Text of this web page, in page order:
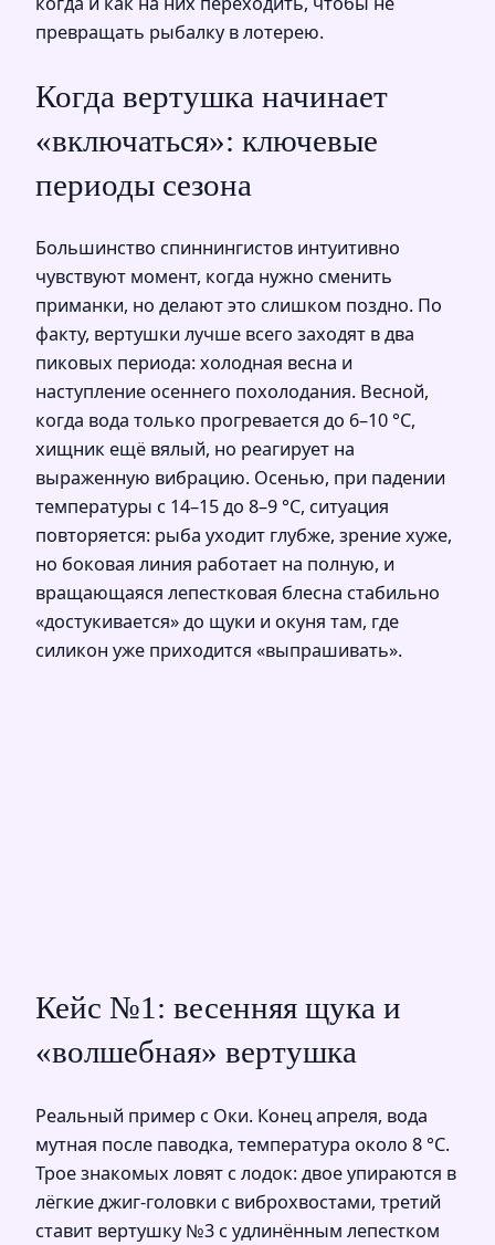
превращать рыбалку в лотерею.
Когда вертушка начинает
«включаться»: ключевые
периоды сезона
Большинство спиннингистов интуитивно
чувствуют момент, когда нужно сменить
приманки, но делают это слишком поздно. По
факту, вертушки лучше всего заходят в два
пиковых периода: холодная весна и
наступление осеннего похолодания. Весной,
когда вода только прогревается до 6–10 °C,
хищник ещё вялый, но реагирует на
выраженную вибрацию. Осенью, при падении
температуры с 14–15 до 8–9 °C, ситуация
повторяется: рыба уходит глубже, зрение хуже,
но боковая линия работает на полную, и
вращающаяся лепестковая блесна стабильно
«достукивается» до щуки и окуня там, где
силикон уже приходится «выпрашивать».
Кейс №1: весенняя щука и
«волшебная» вертушка
Реальный пример с Оки. Конец апреля, вода
мутная после паводка, температура около 8 °C.
Трое знакомых ловят с лодок: двое упираются в
лёгкие джиг-головки с виброхвостами, третий
ставит вертушку №3 с удлинённым лепестком